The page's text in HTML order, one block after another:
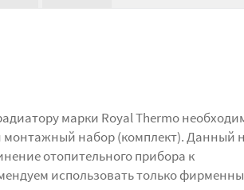
марки Royal Thermo
набор (комплект). Данный
отопительного прибора к
использовать только